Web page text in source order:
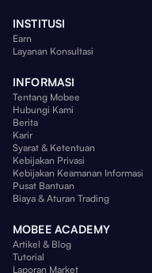
INSTITUSI
Earn
Layanan Konsultasi
INFORMASI
Tentang Mobee
Hubungi Kami
Berita
Karir
Syarat & Ketentuan
Kebijakan Privasi
Kebijakan Keamanan Informasi
Pusat Bantuan
Biaya & Aturan Trading
MOBEE ACADEMY
Artikel & Blog
Tutorial
Laporan Market